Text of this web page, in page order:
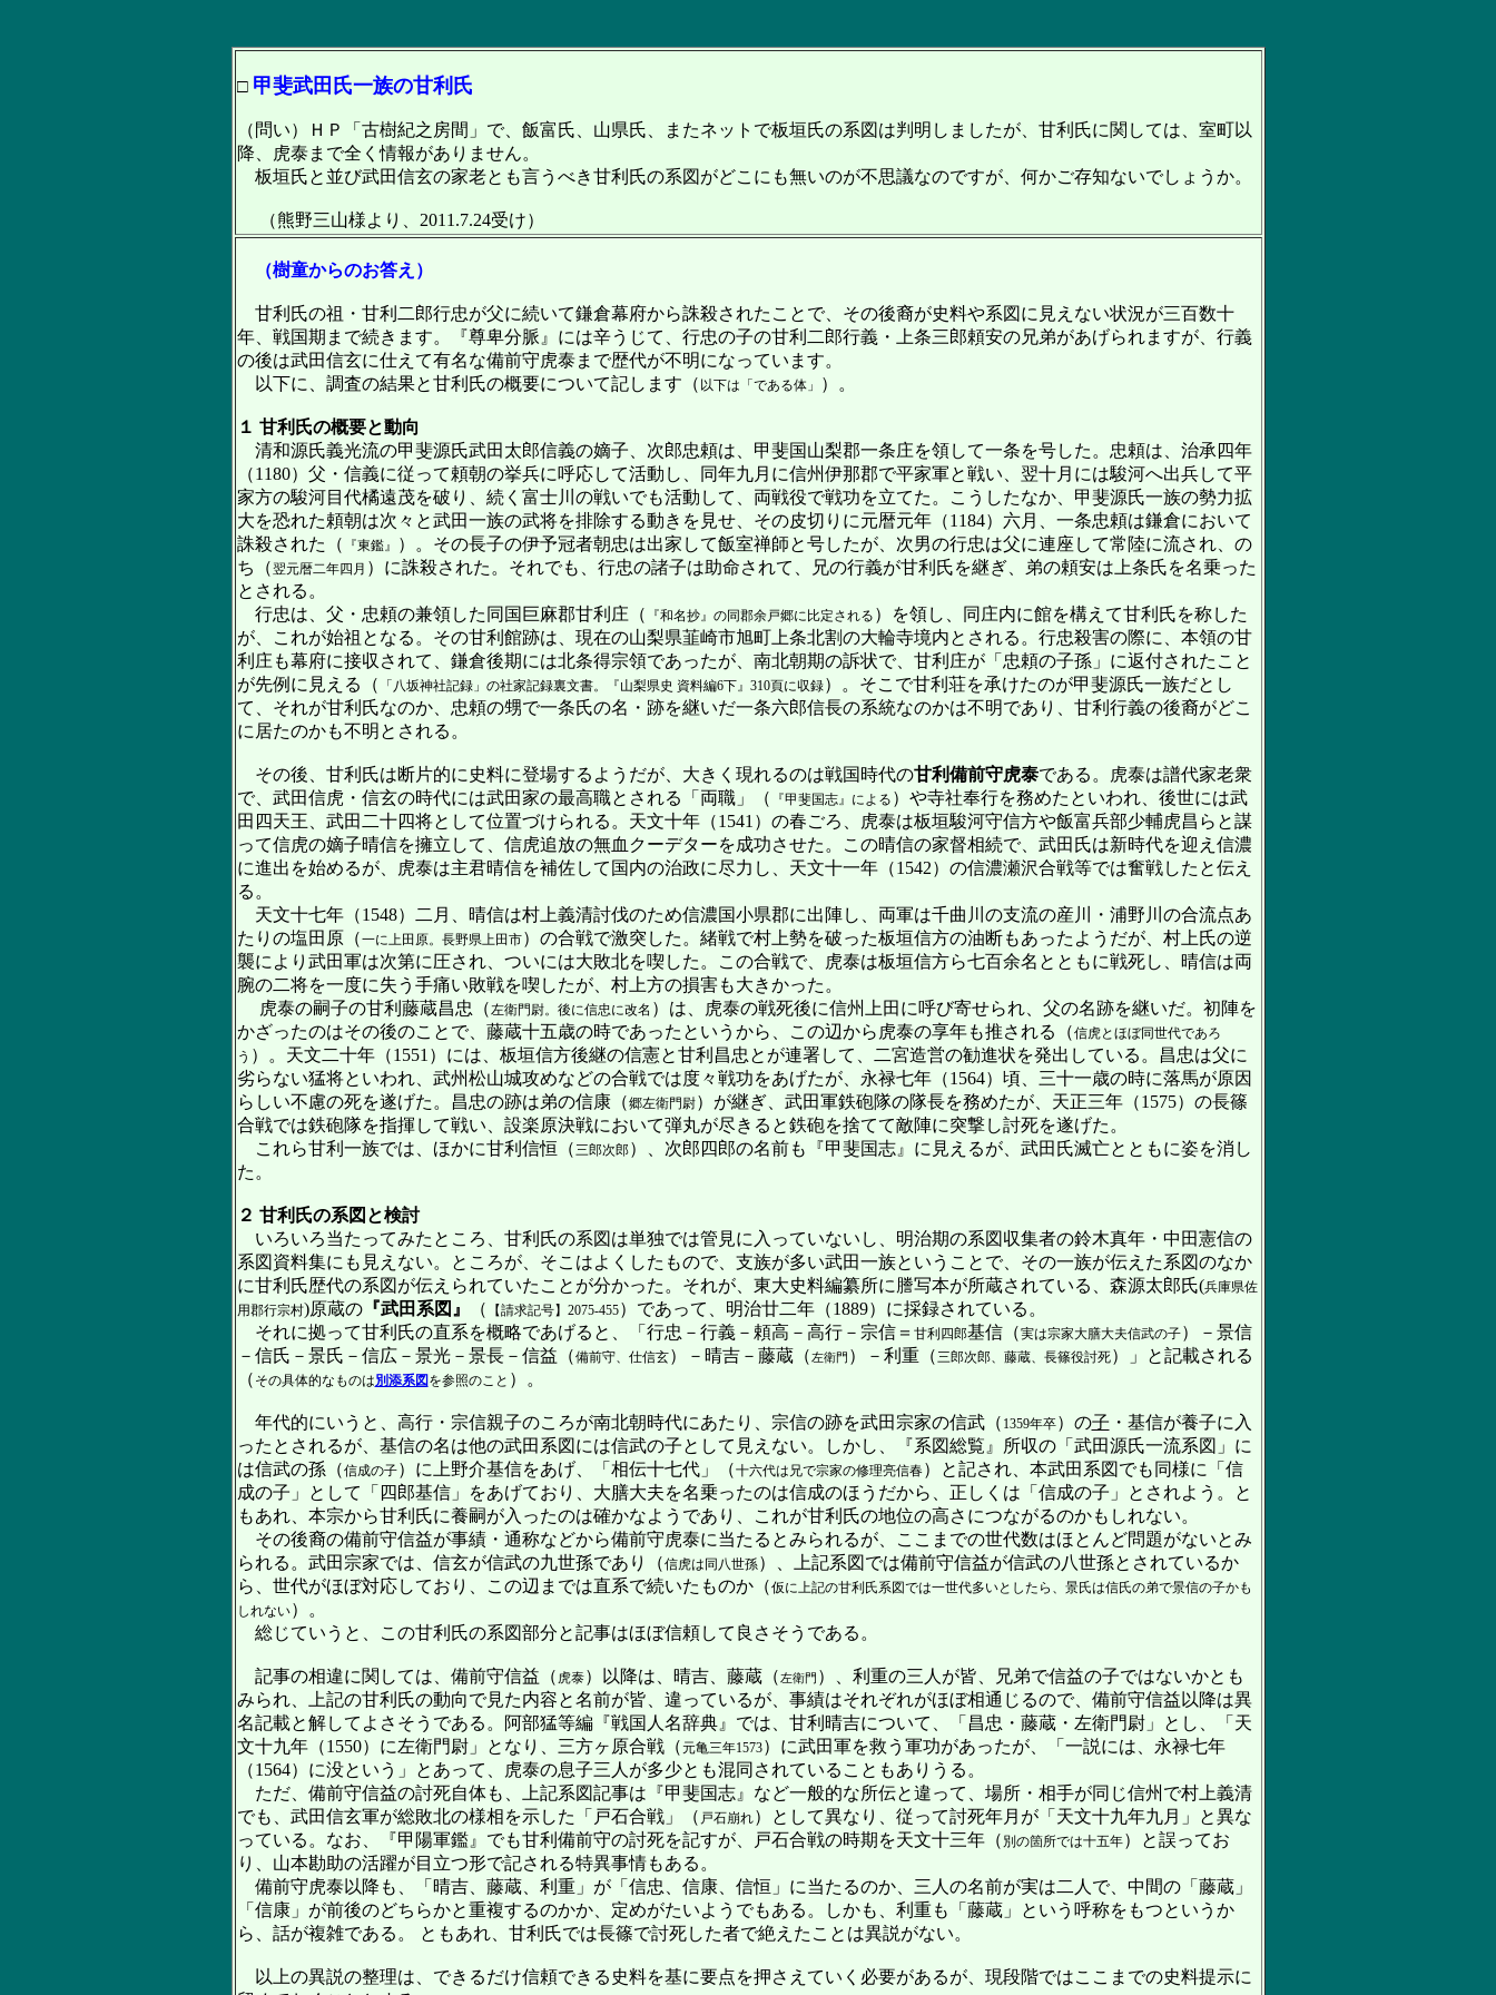
□ 甲斐武田氏一族の甘利氏
（問い）ＨＰ「古樹紀之房間」で、飯富氏、山県氏、またネットで板垣氏の系図は判明しましたが、甘利氏に関しては、室町以
降、虎泰まで全く情報がありません。
板垣氏と並び武田信玄の家老とも言うべき甘利氏の系図がどこにも無いのが不思議なのですが、何かご存知ないでしょうか。
（熊野三山様より、2011.7.24受け）
（樹童からのお答え）
甘利氏の祖・甘利二郎行忠が父に続いて鎌倉幕府から誅殺されたことで、その後裔が史料や系図に見えない状況が三百数十
年、戦国期まで続きます。『尊卑分脈』には辛うじて、行忠の子の甘利二郎行義・上条三郎頼安の兄弟があげられますが、行義
の後は武田信玄に仕えて有名な備前守虎泰まで歴代が不明になっています。
以下に、調査の結果と甘利氏の概要について記します（ 以下は「である体」 ）。
１ 甘利氏の概要と動向
清和源氏義光流の甲斐源氏武田太郎信義の嫡子、次郎忠頼は、甲斐国山梨郡一条庄を領して一条を号した。忠頼は、治承四年
（1180）父・信義に従って頼朝の挙兵に呼応して活動し、同年九月に信州伊那郡で平家軍と戦い、翌十月には駿河へ出兵して平
家方の駿河目代橘遠茂を破り、続く富士川の戦いでも活動して、両戦役で戦功を立てた。こうしたなか、甲斐源氏一族の勢力拡
大を恐れた頼朝は次々と武田一族の武将を排除する動きを見せ、その皮切りに元暦元年（1184）六月、一条忠頼は鎌倉において
誅殺された（
『東鑑』
）。その長子の伊予冠者朝忠は出家して飯室禅師と号したが、次男の行忠は父に連座して常陸に流され、の
ち（翌元暦二年四月 ）に誅殺された。それでも、行忠の諸子は助命されて、兄の行義が甘利氏を継ぎ、弟の頼安は上条氏を名乗った
とされる。
行忠は、父・忠頼の兼領した同国巨麻郡甘利庄（
『和名抄』の同郡余戸郷に比定される ）を領し、同庄内に館を構えて甘利氏を称した
が、これが始祖となる。その甘利館跡は、現在の山梨県韮崎市旭町上条北割の大輪寺境内とされる。行忠殺害の際に、本領の甘
利庄も幕府に接収されて、鎌倉後期には北条得宗領であったが、南北朝期の訴状で、甘利庄が「忠頼の子孫」に返付されたこと
が先例に見える（
「八坂神社記録」の社家記録裏文書。『山梨県史 資料編6下』310頁に収録）。そこで甘利荘を承けたのが甲斐源氏一族だとし
て、それが甘利氏なのか、忠頼の甥で一条氏の名・跡を継いだ一条六郎信長の系統なのかは不明であり、甘利行義の後裔がどこ
に居たのかも不明とされる。
その後、甘利氏は断片的に史料に登場するようだが、大きく現れるのは戦国時代の甘利備前守虎泰である。虎泰は譜代家老衆
で、武田信虎・信玄の時代には武田家の最高職とされる「両職」（
『甲斐国志』による ）や寺社奉行を務めたといわれ、後世には武
田四天王、武田二十四将として位置づけられる。天文十年（1541）の春ごろ、虎泰は板垣駿河守信方や飯富兵部少輔虎昌らと謀
って信虎の嫡子晴信を擁立して、信虎追放の無血クーデターを成功させた。この晴信の家督相続で、武田氏は新時代を迎え信濃
に進出を始めるが、虎泰は主君晴信を補佐して国内の治政に尽力し、天文十一年（1542）の信濃瀬沢合戦等では奮戦したと伝え
る。
天文十七年（1548）二月、晴信は村上義清討伐のため信濃国小県郡に出陣し、両軍は千曲川の支流の産川・浦野川の合流点あ
たりの塩田原（一に上田原。長野県上田市）の合戦で激突した。緒戦で村上勢を破った板垣信方の油断もあったようだが、村上氏の逆
襲により武田軍は次第に圧され、ついには大敗北を喫した。この合戦で、虎泰は板垣信方ら七百余名とともに戦死し、晴信は両
腕の二将を一度に失う手痛い敗戦を喫したが、村上方の損害も大きかった。
虎泰の嗣子の甘利藤蔵昌忠（左衛門尉。後に信忠に改名 ）は、虎泰の戦死後に信州上田に呼び寄せられ、父の名跡を継いだ。初陣を
かざったのはその後のことで、藤蔵十五歳の時であったというから、この辺から虎泰の享年も推される（信虎とほぼ同世代であろ
う ）。天文二十年（1551）には、板垣信方後継の信憲と甘利昌忠とが連署して、二宮造営の勧進状を発出している。昌忠は父に
劣らない猛将といわれ、武州松山城攻めなどの合戦では度々戦功をあげたが、永禄七年（1564）頃、三十一歳の時に落馬が原因
らしい不慮の死を遂げた。昌忠の跡は弟の信康（郷左衛門尉）が継ぎ、武田軍鉄砲隊の隊長を務めたが、天正三年（1575）の長篠
合戦では鉄砲隊を指揮して戦い、設楽原決戦において弾丸が尽きると鉄砲を捨てて敵陣に突撃し討死を遂げた。
これら甘利一族では、ほかに甘利信恒（三郎次郎）、次郎四郎の名前も『甲斐国志』に見えるが、武田氏滅亡とともに姿を消し
た。
２ 甘利氏の系図と検討
いろいろ当たってみたところ、甘利氏の系図は単独では管見に入っていないし、明治期の系図収集者の鈴木真年・中田憲信の
系図資料集にも見えない。ところが、そこはよくしたもので、支族が多い武田一族ということで、その一族が伝えた系図のなか
に甘利氏歴代の系図が伝えられていたことが分かった。それが、東大史料編纂所に謄写本が所蔵されている、森源太郎氏(兵庫県佐
用郡行宗村)原蔵の『武田系図』 （ 【請求記号】2075-455）であって、明治廿二年（1889）に採録されている。
それに拠って甘利氏の直系を概略であげると、「行忠－行義－頼高－高行－宗信＝ 甘利四郎基信（実は宗家大膳大夫信武の子）－景信
－信氏－景氏－信広－景光－景長－信益（備前守、仕信玄）－晴吉－藤蔵（左衛門 ）－利重（三郎次郎、藤蔵、長篠役討死）」と記載される
（ その具体的なものは別添系図 を参照のこと ）。
年代的にいうと、高行・宗信親子のころが南北朝時代にあたり、宗信の跡を武田宗家の信武（ 1359年卒）の子 ・基信が養子に入
ったとされるが、基信の名は他の武田系図には信武の子として見えない。しかし、『系図総覧』所収の「武田源氏一流系図」に
は信武の孫（信成の子）に上野介基信をあげ、「相伝十七代」（十六代は兄で宗家の修理亮信春）と記され、本武田系図でも同様に「信
成の子」として「四郎基信」をあげており、大膳大夫を名乗ったのは信成のほうだから、正しくは「信成の子」とされよう。と
もあれ、本宗から甘利氏に養嗣が入ったのは確かなようであり、これが甘利氏の地位の高さにつながるのかもしれない。
その後裔の備前守信益が事績・通称などから備前守虎泰に当たるとみられるが、ここまでの世代数はほとんど問題がないとみ
られる。武田宗家では、信玄が信武の九世孫であり（信虎は同八世孫）、上記系図では備前守信益が信武の八世孫とされているか
ら、世代がほぼ対応しており、この辺までは直系で続いたものか（仮に上記の甘利氏系図では一世代多いとしたら、景氏は信氏の弟で景信の子かも
しれない）。
総じていうと、この甘利氏の系図部分と記事はほぼ信頼して良さそうである。
記事の相違に関しては、備前守信益（ 虎泰）以降は、晴吉、藤蔵（左衛門 ）、利重の三人が皆、兄弟で信益の子ではないかとも
みられ、上記の甘利氏の動向で見た内容と名前が皆、違っているが、事績はそれぞれがほぼ相通じるので、備前守信益以降は異
名記載と解してよさそうである。阿部猛等編『戦国人名辞典』では、甘利晴吉について、「昌忠・藤蔵・左衛門尉」とし、「天
文十九年（1550）に左衛門尉」となり、三方ヶ原合戦（元亀三年1573）に武田軍を救う軍功があったが、「一説には、永禄七年
（1564）に没という」とあって、虎泰の息子三人が多少とも混同されていることもありうる。
ただ、備前守信益の討死自体も、上記系図記事は『甲斐国志』など一般的な所伝と違って、場所・相手が同じ信州で村上義清
でも、武田信玄軍が総敗北の様相を示した「戸石合戦」（ 戸石崩れ）として異なり、従って討死年月が「天文十九年九月」と異な
っている。なお、『甲陽軍鑑』でも甘利備前守の討死を記すが、戸石合戦の時期を天文十三年（ 別の箇所では十五年）と誤ってお
り、山本勘助の活躍が目立つ形で記される特異事情もある。
備前守虎泰以降も、「晴吉、藤蔵、利重」が「信忠、信康、信恒」に当たるのか、三人の名前が実は二人で、中間の「藤蔵」
「信康」が前後のどちらかと重複するのかか、定めがたいようでもある。しかも、利重も「藤蔵」という呼称をもつというか
ら、話が複雑である。 ともあれ、甘利氏では長篠で討死した者で絶えたことは異説がない。
以上の異説の整理は、できるだけ信頼できる史料を基に要点を押さえていく必要があるが、現段階ではここまでの史料提示に